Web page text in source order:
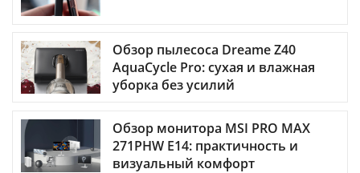
Обзор пылесоса Dreame Z40
AquaCycle Pro: сухая и влажная
уборка без усилий
Обзор монитора MSI PRO MAX
271PHW E14: практичность и
визуальный комфорт